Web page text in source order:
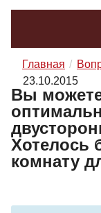
Главная
23.10.2015
Вы
Хотелось
комнату